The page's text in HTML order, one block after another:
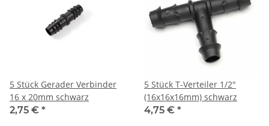
5 Stück Gerader Verbinder
16 x 20mm schwarz
2,75 € *
5 Stück T-Verteiler 1/2"
(16x16x16mm) schwarz
4,75 € *